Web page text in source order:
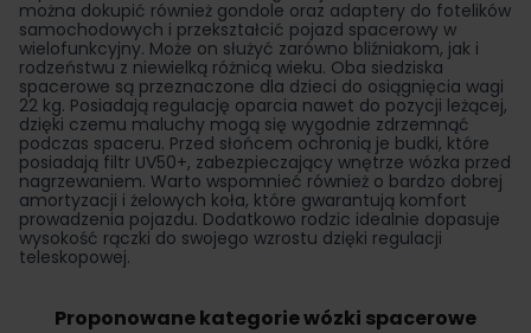
można dokupić również gondole oraz adaptery do fotelików
samochodowych i przekształcić pojazd spacerowy w
wielofunkcyjny. Może on służyć zarówno bliźniakom, jak i
rodzeństwu z niewielką różnicą wieku. Oba siedziska
spacerowe są przeznaczone dla dzieci do osiągnięcia wagi
22 kg. Posiadają regulację oparcia nawet do pozycji leżącej,
dzięki czemu maluchy mogą się wygodnie zdrzemnąć
podczas spaceru. Przed słońcem ochronią je budki, które
posiadają filtr UV50+, zabezpieczający wnętrze wózka przed
nagrzewaniem. Warto wspomnieć również o bardzo dobrej
amortyzacji i żelowych koła, które gwarantują komfort
prowadzenia pojazdu. Dodatkowo rodzic idealnie dopasuje
wysokość rączki do swojego wzrostu dzięki regulacji
teleskopowej.
Proponowane kategorie wózki spacerowe